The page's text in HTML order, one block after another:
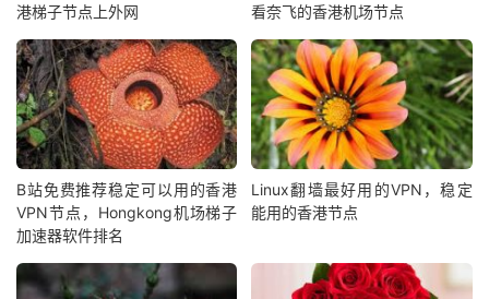
港梯子节点上外网
看奈飞的香港机场节点
B站免费推荐稳定可以用的香港
VPN节点，Hongkong机场梯子
加速器软件排名
Linux翻墙最好用的VPN，稳定
能用的香港节点